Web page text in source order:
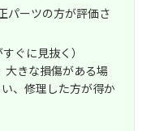
パーツの方が評価さ
ぐに見抜く）
大きな損傷がある場
、修理した方が得か